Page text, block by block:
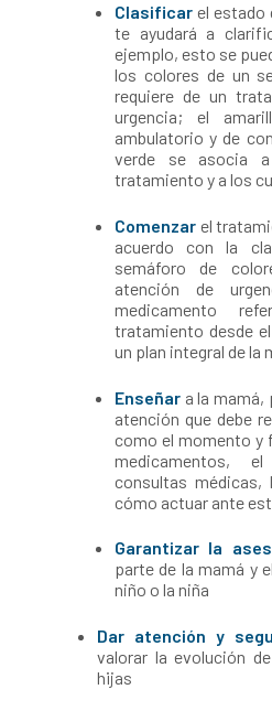
Clasificar el estado
te ayudará a
ejemplo, esto se
los colores de un
requiere de un
urgencia; el
ambulatorio y de
verde se asocia
tratamiento y a los
Comenzar el
acuerdo con la
semáforo de
atención de
medicamento
tratamiento desde
un plan integral de la
Enseñar a la mamá,
atención que debe
como el momento y
medicamentos,
consultas
cómo actuar ante
Garantizar la
parte de la mamá y
niño o la niña
Dar atención y
valorar la evolución
hijas